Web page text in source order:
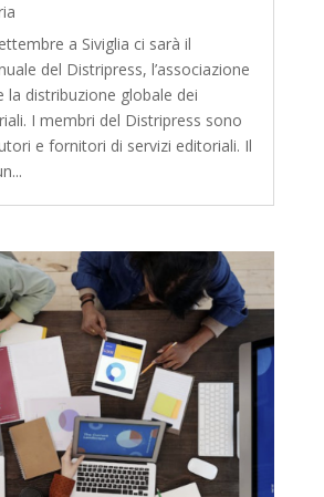
a Siviglia ci sarà il
del Distripress, l’associazione
la distribuzione globale dei
I membri del Distripress sono
e fornitori di servizi editoriali. Il